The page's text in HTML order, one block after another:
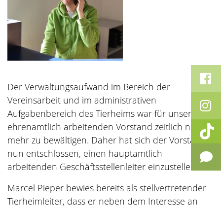
Der Verwaltungsaufwand im Bereich der
Vereinsarbeit und im administrativen
Aufgabenbereich des Tierheims war für unseren
ehrenamtlich arbeitenden Vorstand zeitlich nicht
mehr zu bewältigen. Daher hat sich der Vorstand
nun entschlossen, einen hauptamtlich
arbeitenden Geschäftsstellenleiter einzustellen.
Marcel Pieper bewies bereits als stellvertretender
Tierheimleiter, dass er neben dem Interesse an